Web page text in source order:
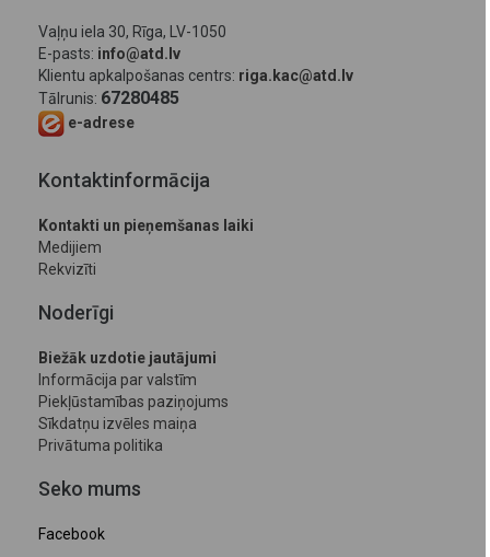
Vaļņu iela 30, Rīga, LV-1050
E-pasts: info@atd.lv
Klientu apkalpošanas centrs: riga.kac@atd.lv
Tālrunis: 67280485
e-adrese
Kontaktinformācija
Kontakti un pieņemšanas laiki
Medijiem
Rekvizīti
Noderīgi
Biežāk uzdotie jautājumi
Informācija par valstīm
Piekļūstamības paziņojums
Sīkdatņu izvēles maiņa
Privātuma politika
Seko mums
Facebook